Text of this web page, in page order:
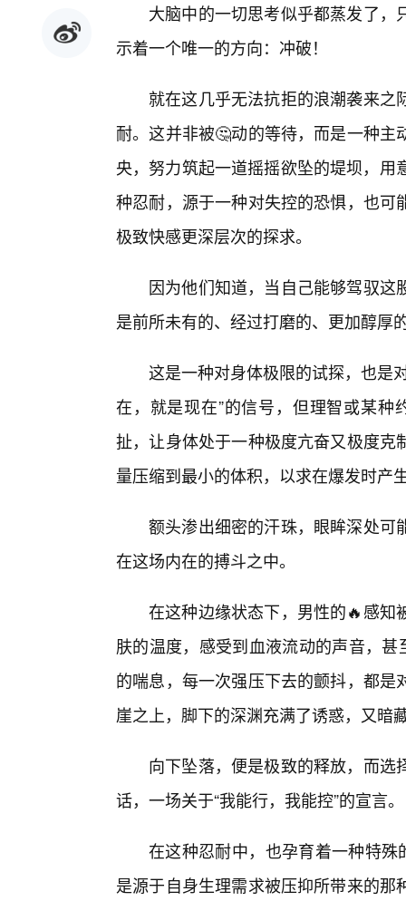
大脑中的一切思考似乎都蒸发了
示着一个唯一的方向：冲破！
就在这几乎无法抗拒的浪潮袭来
耐。这并非被🤔动的等待，而是一种
央，努力筑起一道摇摇欲坠的堤坝，
种忍耐，源于一种对失控的恐惧，也
极致快感更深层次的探求。
因为他们知道，当自己能够驾驭
是前所未有的、经过打磨的、更加醇厚
这是一种对身体极限的试探，也是
在，就是现在”的信号，但理智或某种
扯，让身体处于一种极度亢奋又极度
量压缩到最小的体积，以求在爆发时产
额头渗出细密的汗珠，眼眸深处
在这场内在的搏斗之中。
在这种边缘状态下，男性的🔥感知
肤的温度，感受到血液流动的声音，
的喘息，每一次强压下去的颤抖，都
崖之上，脚下的深渊充满了诱惑，又暗
向下坠落，便是极致的释放，而
话，一场关于“我能行，我能控”的宣言。
在这种忍耐中，也孕育着一种特殊
是源于自身生理需求被压抑所带来的